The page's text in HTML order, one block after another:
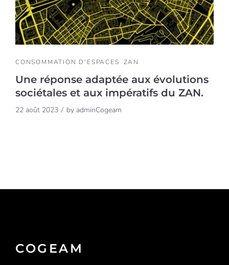
CONSOMMATION D'ESPACES ZAN
Une réponse adaptée aux évolutions
sociétales et aux impératifs du ZAN.
22 août 2023 by adminCogeam
COGEAM